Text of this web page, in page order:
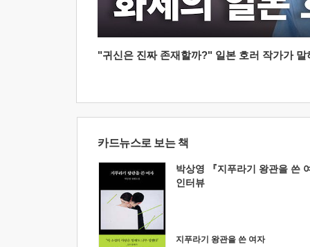
"귀신은 진짜 존재할까?" 일본 호러 작가가
카드뉴스로 보는 책
박상영 『지푸라기 왕관을 쓴
인터뷰
지푸라기 왕관을 쓴 여자